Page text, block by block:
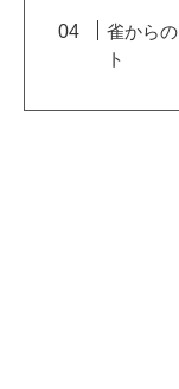
雀から
ト